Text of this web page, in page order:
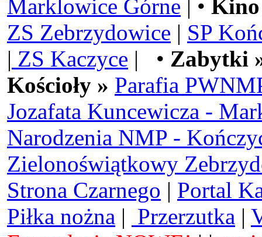
Marklowice Górne | •
ZS Zebrzydowice | SP
| ZS Kaczyce | • Zabytki
Kościoły » Parafia
Jozafata Kuncewicza -
Narodzenia NMP -
Zielonoświątkowy
Strona Czarnego | Portal
Piłka nożna | Przerzutka |